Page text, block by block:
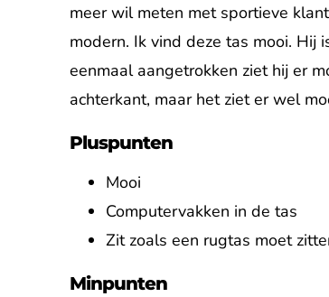
meer wil meten met sportieve
modern. Ik vind deze tas mooi.
eenmaal aangetrokken ziet hij er
achterkant, maar het ziet er wel
Pluspunten
Mooi
Computervakken in de tas
Zit zoals een rugtas moet
Minpunten